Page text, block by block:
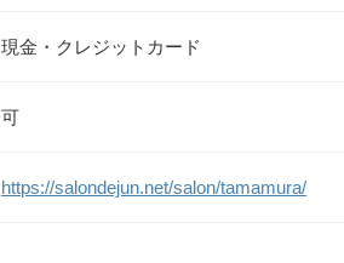
現金・クレジットカード
可
https://salondejun.net/salon/tamamura/